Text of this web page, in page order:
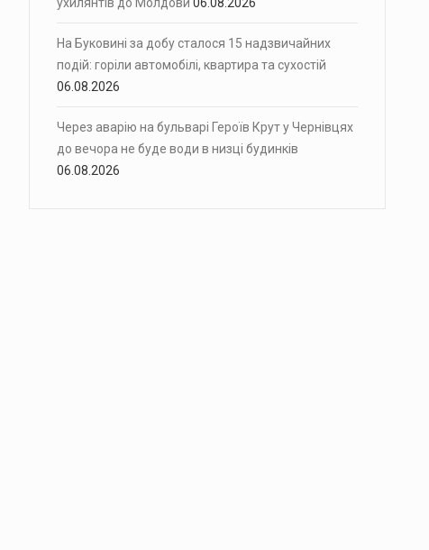
На Буковині за добу сталося 15 надзвичайних
подій: горіли автомобілі, квартира та сухостій
06.08.2026
Через аварію на бульварі Героїв Крут у Чернівцях
до вечора не буде води в низці будинків
06.08.2026